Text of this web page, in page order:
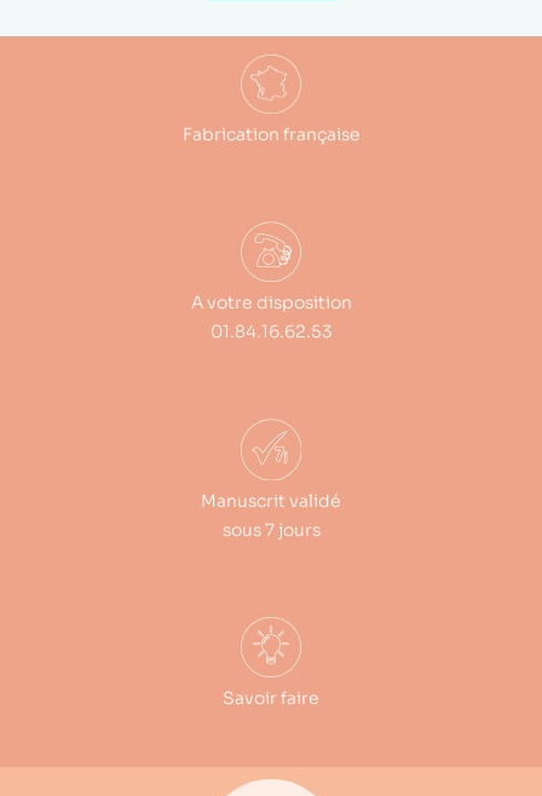
Fabrication française
A votre disposition
01.84.16.62.53
Manuscrit validé
sous 7 jours
Savoir faire